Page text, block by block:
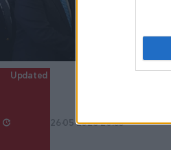
Updated
26·05·2026 20:53